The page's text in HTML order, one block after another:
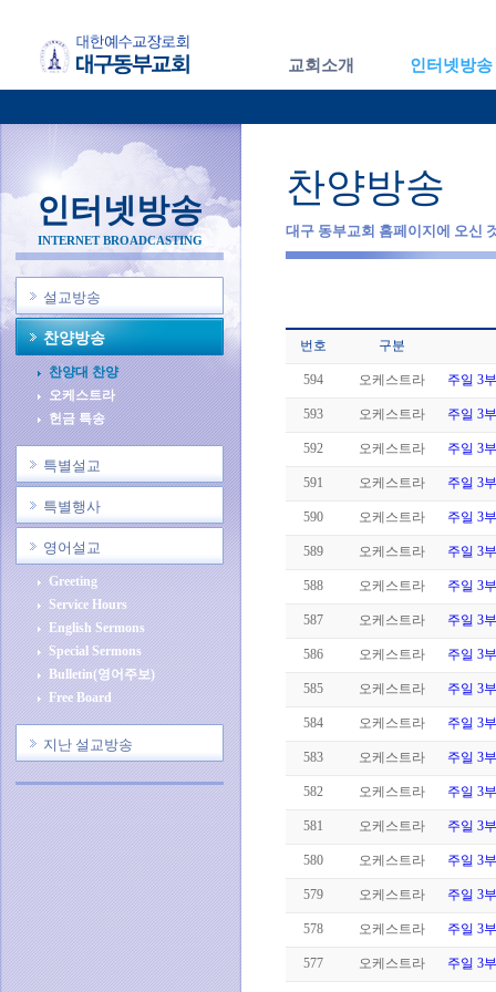
교회소개 인터넷방송
인터넷방송
INTERNET BROADCASTING
설교방송
찬양방송
찬양대 찬양
오케스트라
헌금 특송
특별설교
특별행사
영어설교
Greeting
Service Hours
English Sermons
Special Sermons
Bulletin(영어주보)
Free Board
지난 설교방송
찬양방송
대구 동부교회 홈페이지에 오신
번호 구분
594 오케스트라 주일 3
593 오케스트라 주일 3
592 오케스트라 주일 3
591 오케스트라 주일 3
590 오케스트라 주일 3
589 오케스트라 주일 3
588 오케스트라 주일 3
587 오케스트라 주일 3
586 오케스트라 주일 3
585 오케스트라 주일 3
584 오케스트라 주일 3
583 오케스트라 주일 3
582 오케스트라 주일 3
581 오케스트라 주일 3
580 오케스트라 주일 3
579 오케스트라 주일 3
578 오케스트라 주일 3
577 오케스트라 주일 3